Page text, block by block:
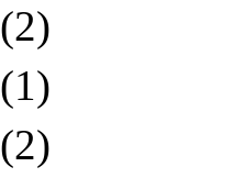
(2)
(1)
(2)